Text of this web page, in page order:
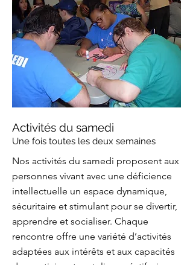
Activités du samedi
Une fois toutes les deux semaines
Nos activités du samedi proposent aux
personnes vivant avec une déficience
intellectuelle un espace dynamique,
sécuritaire et stimulant pour se divertir,
apprendre et socialiser. Chaque
rencontre offre une variété d’activités
adaptées aux intérêts et aux capacités